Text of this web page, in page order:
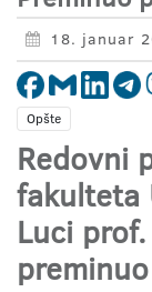
18. januar
Opšte
Redovni
fakulteta
Luci